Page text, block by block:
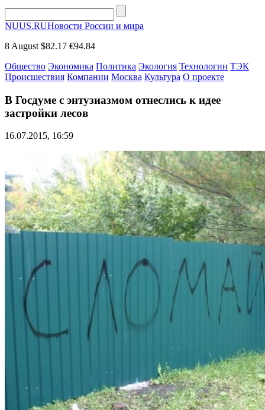
NUUS.RUНовости России и мира
8 August $82.17 €94.84
Общество Экономика Политика Экология Технологии ТЭК
Происшествия Компании Москва Культура О проекте
В Госдуме с энтузиазмом отнеслись к идее
застройки лесов
16.07.2015, 16:59